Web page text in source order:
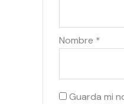
Nombre *
Guarda mi